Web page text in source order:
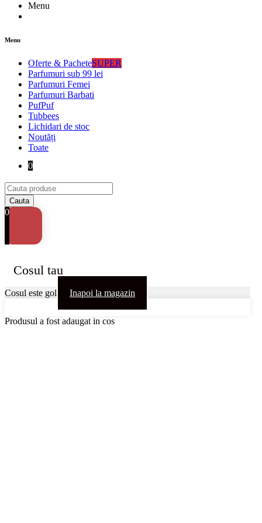
Menu
Menu
Oferte & PacheteSUPER
Parfumuri sub 99 lei
Parfumuri Femei
Parfumuri Barbati
PufPuf
Tubbees
Lichidari de stoc
Noutăți
Toate
0
0
Cosul tau
Cosul este gol Inapoi la magazin
Produsul a fost adaugat in cos